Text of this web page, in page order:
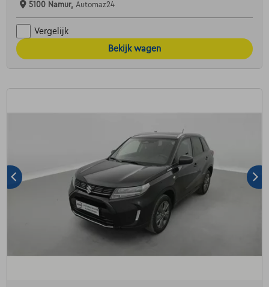
5100 Namur, Automaz24
Vergelijk
Bekijk wagen